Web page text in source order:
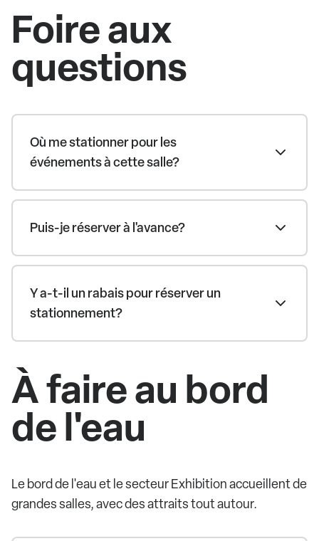
Foire aux
questions
Où me stationner pour les
événements à cette salle?
Puis-je réserver à l'avance?
Y a-t-il un rabais pour réserver un
stationnement?
À faire au bord
de l'eau
Le bord de l'eau et le secteur Exhibition accueillent de
grandes salles, avec des attraits tout autour.